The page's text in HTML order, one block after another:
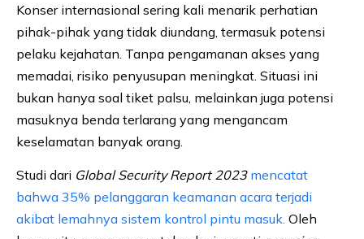
Konser internasional sering kali menarik perhatian
pihak-pihak yang tidak diundang, termasuk potensi
pelaku kejahatan. Tanpa pengamanan akses yang
memadai, risiko penyusupan meningkat. Situasi ini
bukan hanya soal tiket palsu, melainkan juga potensi
masuknya benda terlarang yang mengancam
keselamatan banyak orang.
Studi dari Global Security Report 2023 mencatat
bahwa 35% pelanggaran keamanan acara terjadi
akibat lemahnya sistem kontrol pintu masuk. Oleh